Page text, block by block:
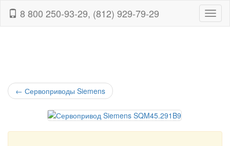
8 800 250-93-29, (812) 929-79-29
← Сервоприводы Siemens